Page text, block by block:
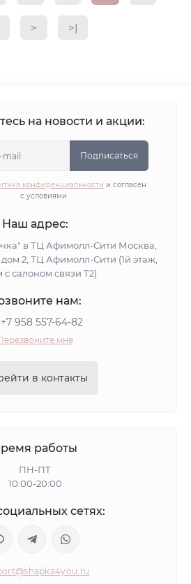
> >|
на новости и акции:
Подписаться
конфиденциальности и согласен
с условиями
Наш адрес:
в ТЦ Афимолл-Сити Москва,
2, ТЦ Афимолл-Сити (1й этаж,
с салоном связи Т2)
нам:
+7 958 557-64-82
мне
в контакты
работы
ПН-ПТ
10:00-20:00
сетях: